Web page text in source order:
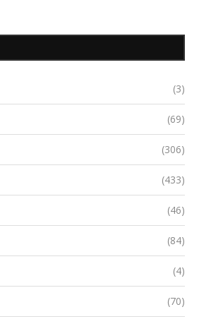
(3)
(69)
(306)
(433)
(46)
(84)
(4)
(70)